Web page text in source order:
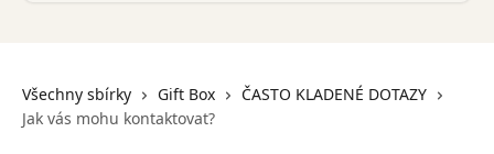
Všechny sbírky Gift Box
ČASTO KLADENÉ DOTAZY
Jak vás mohu kontaktovat?